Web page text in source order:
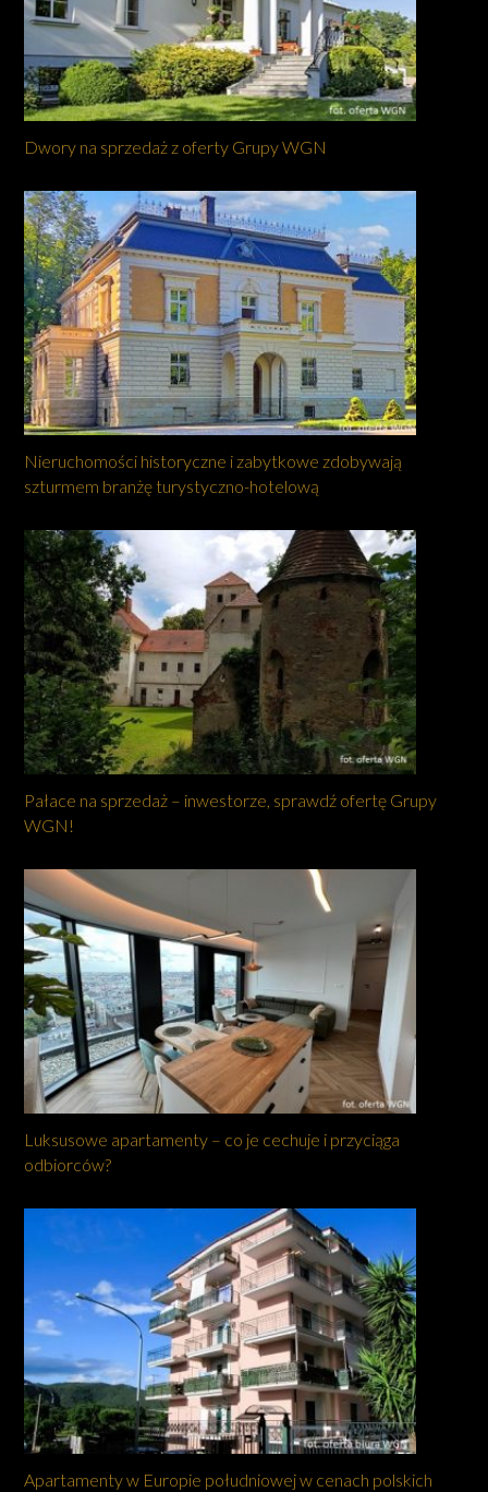
Dwory na sprzedaż z oferty Grupy WGN
Nieruchomości historyczne i zabytkowe zdobywają
szturmem branżę turystyczno-hotelową
Pałace na sprzedaż – inwestorze, sprawdź ofertę Grupy
WGN!
Luksusowe apartamenty – co je cechuje i przyciąga
odbiorców?
Apartamenty w Europie południowej w cenach polskich